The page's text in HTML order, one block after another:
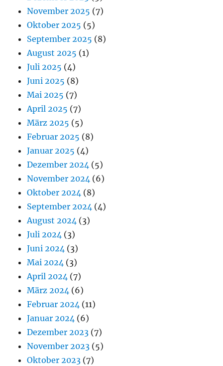
November 2025 (7)
Oktober 2025 (5)
September 2025 (8)
August 2025 (1)
Juli 2025 (4)
Juni 2025 (8)
Mai 2025 (7)
April 2025 (7)
März 2025 (5)
Februar 2025 (8)
Januar 2025 (4)
Dezember 2024 (5)
November 2024 (6)
Oktober 2024 (8)
September 2024 (4)
August 2024 (3)
Juli 2024 (3)
Juni 2024 (3)
Mai 2024 (3)
April 2024 (7)
März 2024 (6)
Februar 2024 (11)
Januar 2024 (6)
Dezember 2023 (7)
November 2023 (5)
Oktober 2023 (7)